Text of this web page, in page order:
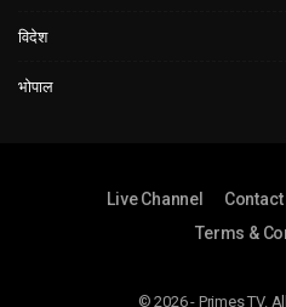
विदेश
भोपाल
Live Channel Contact
Terms &
© 2026 - Primes TV.